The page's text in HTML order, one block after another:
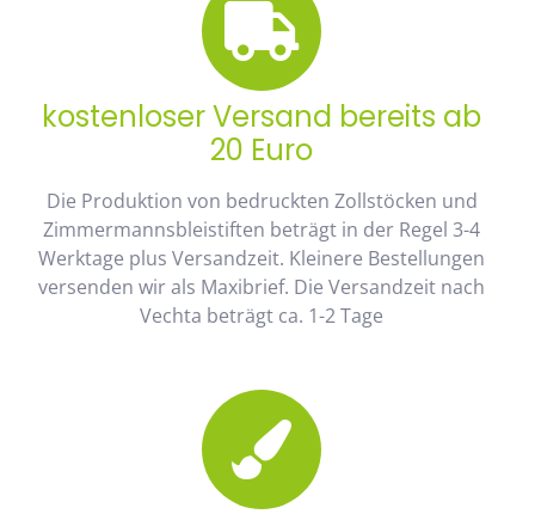
kostenloser Versand bereits ab
20 Euro
Die Produktion von bedruckten Zollstöcken und
Zimmermannsbleistiften beträgt in der Regel 3-4
Werktage plus Versandzeit. Kleinere Bestellungen
versenden wir als Maxibrief. Die Versandzeit nach
Vechta beträgt ca. 1-2 Tage